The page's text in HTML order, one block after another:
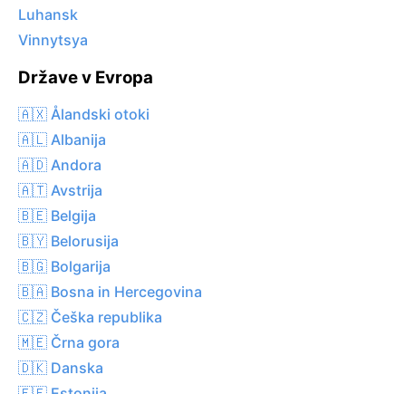
Luhansk
Vinnytsya
Države v Evropa
🇦🇽 Ålandski otoki
🇦🇱 Albanija
🇦🇩 Andora
🇦🇹 Avstrija
🇧🇪 Belgija
🇧🇾 Belorusija
🇧🇬 Bolgarija
🇧🇦 Bosna in Hercegovina
🇨🇿 Češka republika
🇲🇪 Črna gora
🇩🇰 Danska